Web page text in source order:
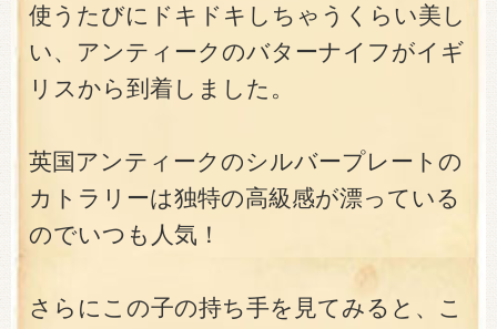
使うたびにドキドキしちゃうくらい美し
い、アンティークのバターナイフがイギ
リスから到着しました。
英国アンティークのシルバープレートの
カトラリーは独特の高級感が漂っている
のでいつも人気！
さらにこの子の持ち手を見てみると、こ